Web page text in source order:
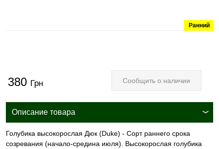
Ранний
380 Грн Сообщить о наличии
Описание товара
Голубика высокорослая Дюк (Duke) - Сорт раннего срока
созревания (начало-средина июля). Высокорослая голубика